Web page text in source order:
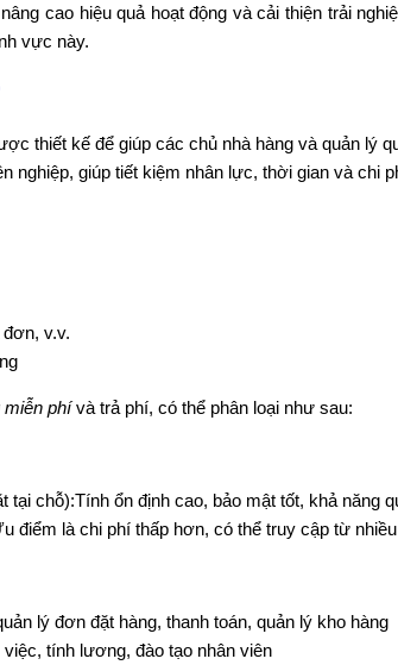
cao hiệu quả hoạt động và cải thiện trải
vực này.
thiết kế để giúp các chủ nhà hàng và quản lý
nghiệp, giúp tiết kiệm nhân lực, thời gian và chi
v.v.
miễn phívà trả phí, có thể phân loại như sau:
chỗ):Tính ổn định cao, bảo mật tốt, khả
điểm là chi phí thấp hơn, có thể truy cập từ
lý đơn đặt hàng, thanh toán, quản lý kho hàng
tính lương, đào tạo nhân viên